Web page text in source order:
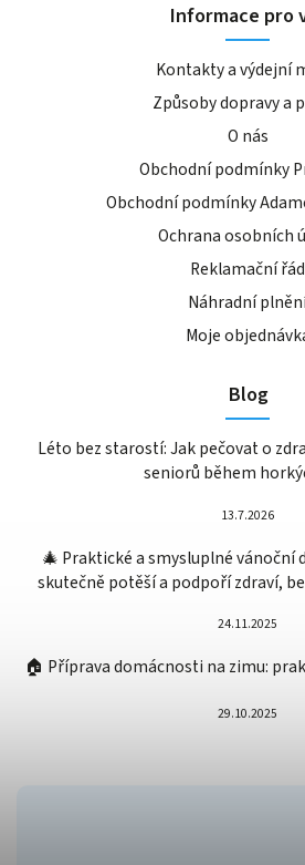
Informace pro
Kontakty a výdejní
Způsoby dopravy a
O nás
Obchodní podmínky
Obchodní podmínky
Ochrana osobních
Reklamační řád
Náhradní
Moje
Blog
Léto bez starostí: Jak pečovat o
seniorů během
13.7.2026
🎄 Praktické a smysluplné vánoční
skutečně potěší a podpoří zdraví,
24.11.2025
🏠 Příprava domácnosti na zimu:
29.10.2025